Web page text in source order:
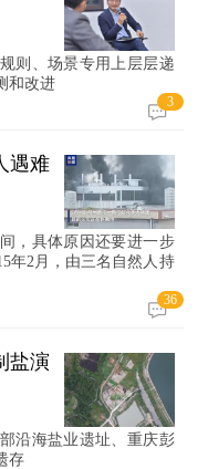
则、场景专用上层层递
和改进
3
遇难
，具体原因还要进一步
年2月，由三名自然人持
36
盐演
沿海盐业遗址、重庆彭
存